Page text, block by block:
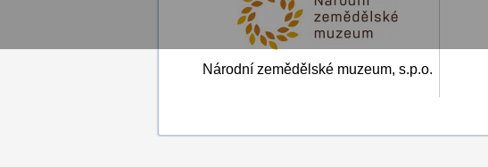
Národní zemědělské muzeum, s.p.o.